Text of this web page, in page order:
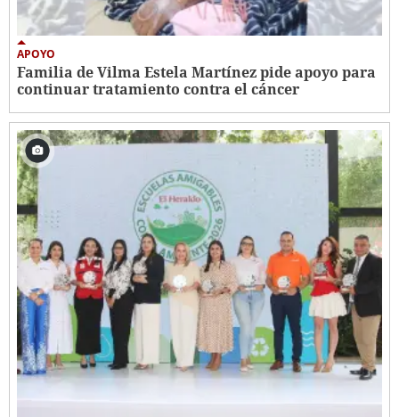
APOYO
Familia de Vilma Estela Martínez pide apoyo para
continuar tratamiento contra el cáncer